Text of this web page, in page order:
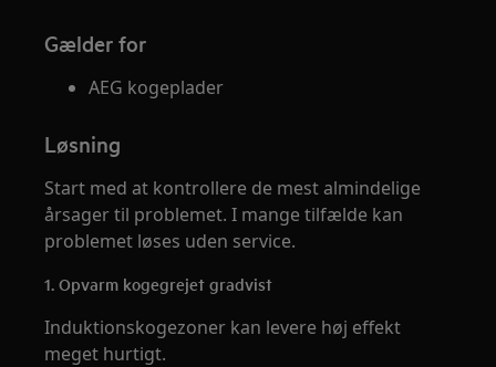
Gælder for
AEG kogeplader
Løsning
Start med at kontrollere de mest almindelige
årsager til problemet. I mange tilfælde kan
problemet løses uden service.
1. Opvarm kogegrejet gradvist
Induktionskogezoner kan levere høj effekt
meget hurtigt.